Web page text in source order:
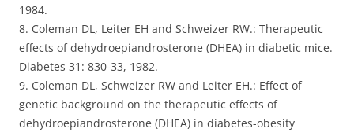
1984.
8. Coleman DL, Leiter EH and Schweizer RW.: Therapeutic
effects of dehydroepiandrosterone (DHEA) in diabetic mice.
Diabetes 31: 830-33, 1982.
9. Coleman DL, Schweizer RW and Leiter EH.: Effect of
genetic background on the therapeutic effects of
dehydroepiandrosterone (DHEA) in diabetes-obesity